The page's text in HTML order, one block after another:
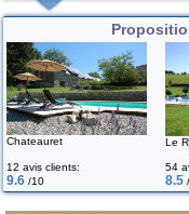
Chateauret Le
12 avis clients:
9.6 /10
54
8.5